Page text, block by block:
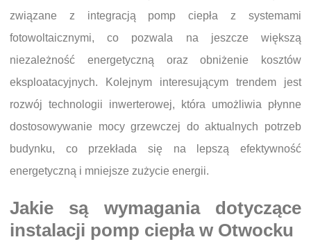
związane z integracją pomp ciepła z systemami
fotowoltaicznymi, co pozwala na jeszcze większą
niezależność energetyczną oraz obniżenie kosztów
eksploatacyjnych. Kolejnym interesującym trendem jest
rozwój technologii inwerterowej, która umożliwia płynne
dostosowywanie mocy grzewczej do aktualnych potrzeb
budynku, co przekłada się na lepszą efektywność
energetyczną i mniejsze zużycie energii.
Jakie są wymagania dotyczące
instalacji pomp ciepła w Otwocku